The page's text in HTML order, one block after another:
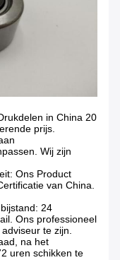
in China 20
prijs.
Wij zijn
Ons Product
van China.
24
Ons professioneel
te zijn.
na het
uren schikken te